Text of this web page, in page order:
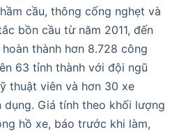
cầu, thông cống nghẹt và
bồn cầu từ năm 2011, đến
hoàn thành hơn 8.728 công
63 tỉnh thành với đội ngũ
thuật viên và hơn 30 xe
dụng. Giá tính theo khối lượng
hồ xe, báo trước khi làm,